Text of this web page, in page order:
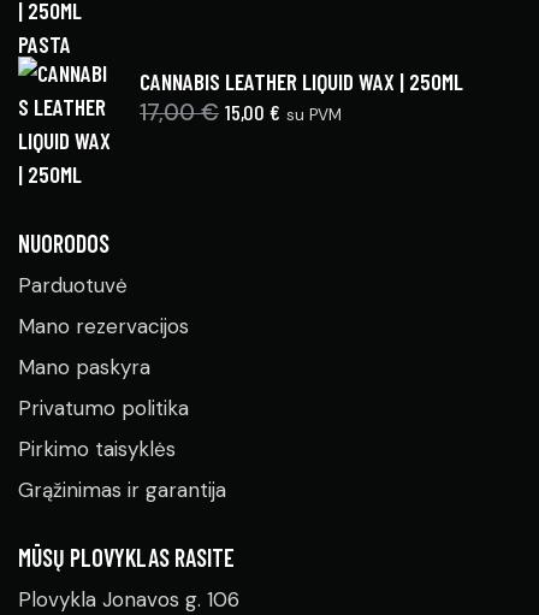
CANNABIS LEATHER LIQUID WAX | 250ML
17,00€ 15,00 € su PVM
NUORODOS
Parduotuvė
Mano rezervacijos
Mano paskyra
Privatumo politika
Pirkimo taisyklės
Grąžinimas ir garantija
MŪSŲ PLOVYKLAS RASITE
Plovykla Jonavos g. 106